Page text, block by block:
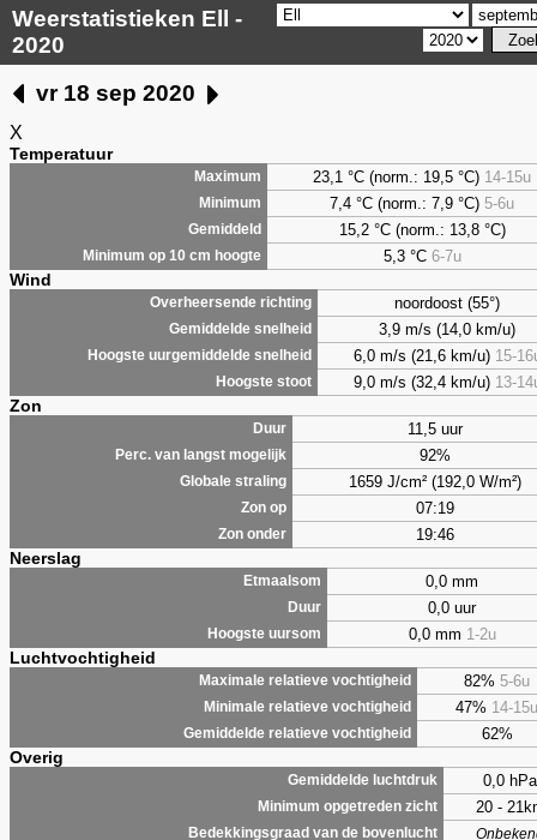
Weerstatistieken Ell -
2020
vr 18 sep 2020
X
Temperatuur
Maximum 23,1 °C (norm.: 19,5 °C) 14-15u
Minimum 7,4 °C (norm.: 7,9 °C) 5-6u
Gemiddeld 15,2 °C (norm.: 13,8 °C)
Minimum op 10 cm hoogte 5,3°C 6-7u
Wind
Overheersende richting noordoost (55°)
Gemiddelde snelheid 3,9 m/s (14,0 km/u)
Hoogste uurgemiddelde snelheid 6,0 m/s (21,6 km/u) 15-
Hoogste stoot 9,0 m/s (32,4 km/u) 13-
Zon
Duur 11,5 uur
Perc. van langst mogelijk 92%
Globale straling 1659 J/cm² (192,0 W/m²)
Zon op 07:19
Zon onder 19:46
Neerslag
Etmaalsom 0,0 mm
Duur 0,0 uur
Hoogste uursom 0,0 mm 1-2u
Luchtvochtigheid
Maximale relatieve vochtigheid 82% 5-6u
Minimale relatieve vochtigheid 47% 14-15u
Gemiddelde relatieve vochtigheid 62%
Overig
Gemiddelde luchtdruk 0,0 hPa
Minimum opgetreden zicht 20 -
Bedekkingsgraad van de bovenlucht